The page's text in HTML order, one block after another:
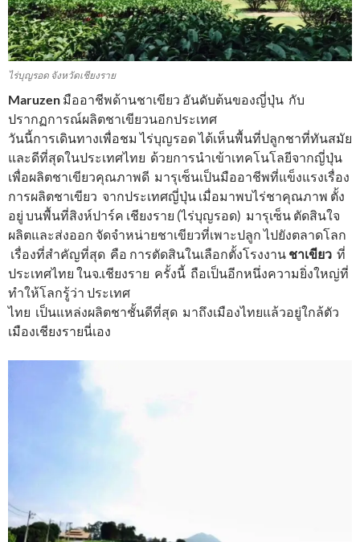
ไร่บุญรอด จังหวัดเชียงราย
Maruzen มืออาชีพด้านชาเขียว อันดับต้นของญี่ปุ่น กับ
ปรากฏการณ์ผลิตชาเขียวนอกประเทศ
วันนี้การเดินทางเพื่อชม ไร่บุญรอด ได้เห็นพื้นที่ปลูกชาที่ทันสมัย
และดีที่สุดในประเทศไทย ด้วยการนำเข้าเทคโนโลยีจากญี่ปุ่น
เพื่อผลิตชาเขียวคุณภาพดี มารุเซ็นเป็นมืออาชีพที่แข็งแรงเรื่อง
การผลิตชาเขียว จากประเทศญี่ปุ่น เมื่อมาพบไร่ชาคุณภาพ ตั้ง
อยู่ บนพื้นที่สิงห์ปาร์ค เชียงราย (ไร่บุญรอด) มารุเซ็น ตัดสินใจ
ผลิตและส่งออก จัดจำหน่ายชาเขียวที่เพาะปลูก ไปยังตลาดโลก
เรื่องที่สำคัญที่สุด คือ การตัดสินในเลือกตั้งโรงงาน ชาเขียว ที่
ประเทศไทย ในจ.เชียงราย ครั้งนี้ ถือเป็นอีกหนึ่งความยิ่งใหญ่ที่
ทำให้โลกรู้ว่า ประเทศ
ไทย เป็นแหล่งผลิตชาชั้นดีที่สุด มาถึงเมืองไทยแล้วอยู่ใกล้ตัว
เมืองเชียงรายนี่เอง